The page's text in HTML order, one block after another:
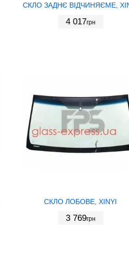
СКЛО ЗАДНЄ ВІДЧИНЯЄМЕ,
4 017грн
СКЛО ЛОБОВЕ, XINYI
3 769грн